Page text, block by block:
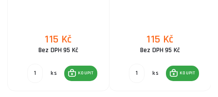
115 Kč
Bez DPH 95 Kč
ks KOUPIT
115 Kč
Bez DPH 95 Kč
ks KOUPIT